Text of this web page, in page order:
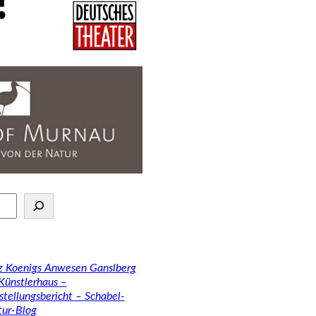
Koenigs Anwesen Ganslberg
–
– Schabel-
Blog